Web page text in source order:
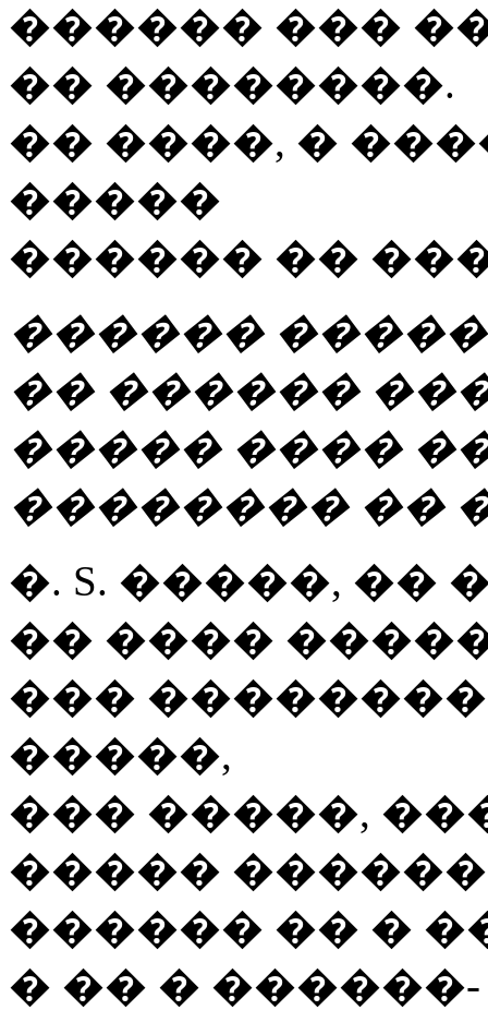
������ ���
�� ��������.
�� ����, �
�����
������ ��
������
�� ������
����� ����
�������� ��
�. S. �����, ��
�� ����
���
�����,
��� �����,
�����
������ �� �
� �� � ������-